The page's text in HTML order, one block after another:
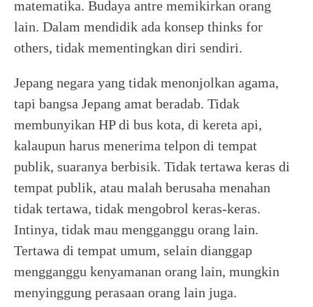
matematika. Budaya antre memikirkan orang
lain. Dalam mendidik ada konsep thinks for
others, tidak mementingkan diri sendiri.
Jepang negara yang tidak menonjolkan agama,
tapi bangsa Jepang amat beradab. Tidak
membunyikan HP di bus kota, di kereta api,
kalaupun harus menerima telpon di tempat
publik, suaranya berbisik. Tidak tertawa keras di
tempat publik, atau malah berusaha menahan
tidak tertawa, tidak mengobrol keras-keras.
Intinya, tidak mau mengganggu orang lain.
Tertawa di tempat umum, selain dianggap
mengganggu kenyamanan orang lain, mungkin
menyinggung perasaan orang lain juga.